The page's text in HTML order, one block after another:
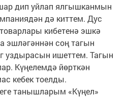
дип уйлап ялгышканмын
дә киттем. Дус
кибетенә эшкә
эшләгәннән соң тагын
уздырасын ишеттем. Тагын
Күңелемдә йөрткән
кебек тоелды.
танышларым «Күңел»